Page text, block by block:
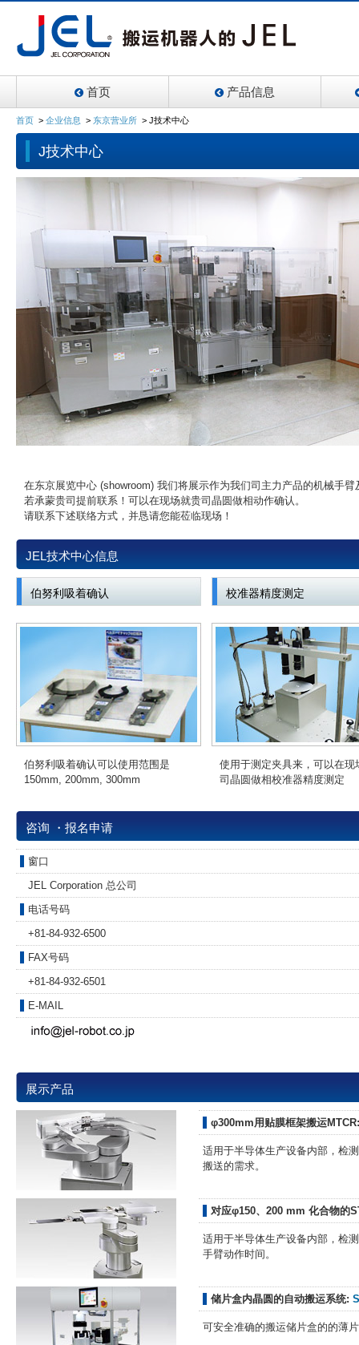
首页 产品信息
首页 > 企业信息 > 东京营业所 > J技术中心
J技术中心
在东京展览中心 (showroom) 我们将展示作为我们司主力产品的机械手
若承蒙贵司提前联系！可以在现场就贵司晶圆做相动作确认。
请联系下述联络方式，并恳请您能莅临现场！
JEL技术中心信息
伯努利吸着确认
伯努利吸着确认可以使用范围是
150mm, 200mm, 300mm
校准器精度测定
使用于测定夹具来，可以在现
司晶圆做相校准器精度测定
咨询 ・报名申请
窗口
JEL Corporation 总公司
电话号码
+81-84-932-6500
FAX号码
+81-84-932-6501
E-MAIL
展示产品
φ300mm用贴膜框架搬运
适用于半导体生产设备内部，检
搬送的需求。
对应φ150、200 mm 化合物的
适用于半导体生产设备内部，检
手臂动作时间。
储片盒内晶圆的自动搬运系统:
可安全准确的搬运储片盒的的薄